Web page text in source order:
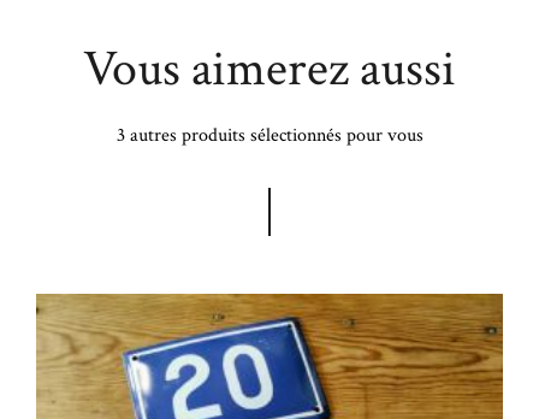
Vous aimerez aussi
3 autres produits sélectionnés pour vous